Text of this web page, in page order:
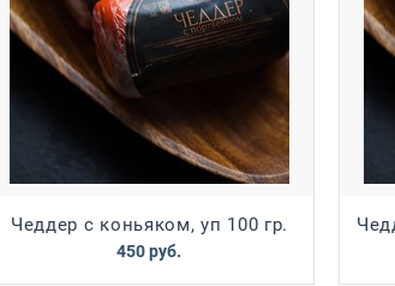
Чеддер с коньяком, уп 100 гр.
450 руб.